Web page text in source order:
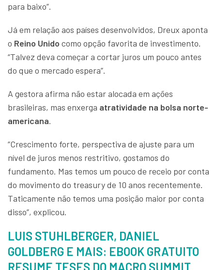
para baixo”.
Já em relação aos países desenvolvidos, Dreux aponta
o Reino Unido como opção favorita de investimento.
“Talvez deva começar a cortar juros um pouco antes
do que o mercado espera”.
A gestora afirma não estar alocada em ações
brasileiras, mas enxerga atratividade na bolsa norte-
americana.
“Crescimento forte, perspectiva de ajuste para um
nível de juros menos restritivo, gostamos do
fundamento. Mas temos um pouco de receio por conta
do movimento do treasury de 10 anos recentemente.
Taticamente não temos uma posição maior por conta
disso”, explicou.
LUIS STUHLBERGER, DANIEL
GOLDBERG E MAIS: EBOOK GRATUITO
RESUME TESES DO MACRO SUMMIT